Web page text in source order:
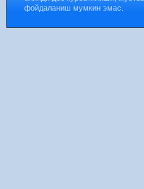
фойдаланиш мумкин эмас.